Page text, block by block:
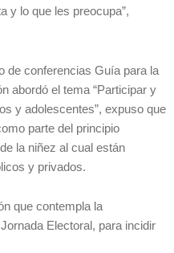
y lo que les preocupa”,
de conferencias Guía para la
abordó el tema “Participar y
y adolescentes”, expuso que
parte del principio
la niñez al cual están
y privados.
que contempla la
Electoral, para incidir